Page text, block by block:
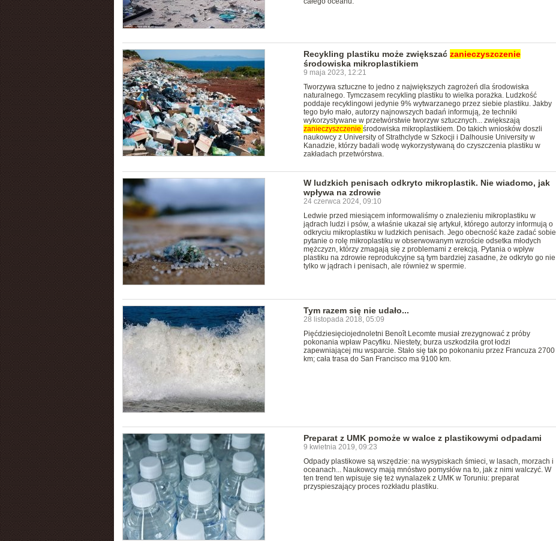
Recykling plastiku może zwiększać zanieczyszczenie
środowiska mikroplastikiem
9 maja 2023, 12:21
Tworzywa sztuczne to jedno z największych zagrożeń dla środowiska
naturalnego. Tymczasem recykling plastiku to wielka porażka. Ludzkość
poddaje recyklingowi jedynie 9% wytwarzanego przez siebie plastiku. Jakby
tego było mało, autorzy najnowszych badań informują, że techniki
wykorzystywane w przetwórstwie tworzyw sztucznych... zwiększają
zanieczyszczenie środowiska mikroplastikiem. Do takich wniosków doszli
naukowcy z University of Strathclyde w Szkocji i Dalhousie University w
Kanadzie, którzy badali wodę wykorzystywaną do czyszczenia plastiku w
zakładach przetwórstwa.
W ludzkich penisach odkryto mikroplastik. Nie wiadomo, jak
wpływa na zdrowie
24 czerwca 2024, 09:10
Ledwie przed miesiącem informowaliśmy o znalezieniu mikroplastiku w
jądrach ludzi i psów, a właśnie ukazał się artykuł, którego autorzy informują o
odkryciu mikroplastiku w ludzkich penisach. Jego obecność każe zadać sobie
pytanie o rolę mikroplastiku w obserwowanym wzroście odsetka młodych
mężczyzn, którzy zmagają się z problemami z erekcją. Pytania o wpływ
plastiku na zdrowie reprodukcyjne są tym bardziej zasadne, że odkryto go nie
tylko w jądrach i penisach, ale również w spermie.
Tym razem się nie udało...
28 listopada 2018, 05:09
Pięćdziesięciojednoletni Benoît Lecomte musiał zrezygnować z próby
pokonania wpław Pacyfiku. Niestety, burza uszkodziła grot łodzi
zapewniającej mu wsparcie. Stało się tak po pokonaniu przez Francuza 2700
km; cała trasa do San Francisco ma 9100 km.
Preparat z UMK pomoże w walce z plastikowymi odpadami
9 kwietnia 2019, 09:23
Odpady plastikowe są wszędzie: na wysypiskach śmieci, w lasach, morzach i
oceanach... Naukowcy mają mnóstwo pomysłów na to, jak z nimi walczyć. W
ten trend ten wpisuje się też wynalazek z UMK w Toruniu: preparat
przyspieszający proces rozkładu plastiku.